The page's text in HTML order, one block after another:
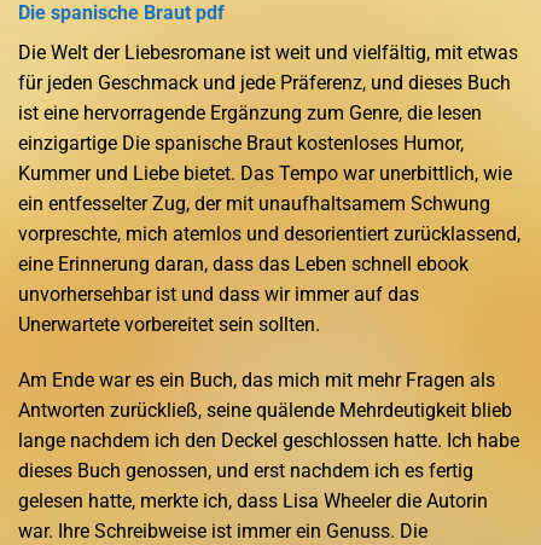
Die spanische Braut pdf
Die Welt der Liebesromane ist weit und vielfältig, mit etwas
für jeden Geschmack und jede Präferenz, und dieses Buch
ist eine hervorragende Ergänzung zum Genre, die lesen
einzigartige Die spanische Braut kostenloses Humor,
Kummer und Liebe bietet. Das Tempo war unerbittlich, wie
ein entfesselter Zug, der mit unaufhaltsamem Schwung
vorpreschte, mich atemlos und desorientiert zurücklassend,
eine Erinnerung daran, dass das Leben schnell ebook
unvorhersehbar ist und dass wir immer auf das
Unerwartete vorbereitet sein sollten.
Am Ende war es ein Buch, das mich mit mehr Fragen als
Antworten zurückließ, seine quälende Mehrdeutigkeit blieb
lange nachdem ich den Deckel geschlossen hatte. Ich habe
dieses Buch genossen, und erst nachdem ich es fertig
gelesen hatte, merkte ich, dass Lisa Wheeler die Autorin
war. Ihre Schreibweise ist immer ein Genuss. Die